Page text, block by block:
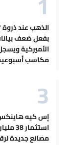
بفعل ضعف
الأميركية
مكاسب
إس كيه
استثمار
مصانع جديدة